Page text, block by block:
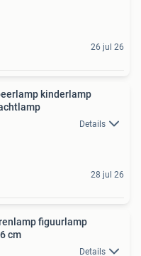
26 jul 26
kinderlamp
Details
28 jul 26
figuurlamp
cm
Details